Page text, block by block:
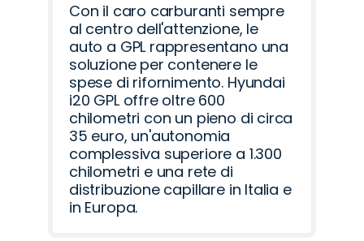
Con il caro carburanti sempre
al centro dell'attenzione, le
auto a GPL rappresentano una
soluzione per contenere le
spese di rifornimento. Hyundai
i20 GPL offre oltre 600
chilometri con un pieno di circa
35 euro, un'autonomia
complessiva superiore a 1.300
chilometri e una rete di
distribuzione capillare in Italia e
in Europa.